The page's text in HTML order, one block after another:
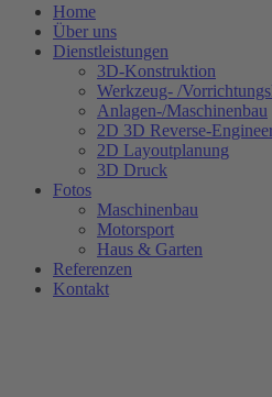
Home
Über uns
Dienstleistungen
3D-Konstruktion
Werkzeug- /
Anlagen-/Maschinenbau
2D 3D Reverse-
2D Layoutplanung
3D Druck
Fotos
Maschinenbau
Motorsport
Haus & Garten
Referenzen
Kontakt